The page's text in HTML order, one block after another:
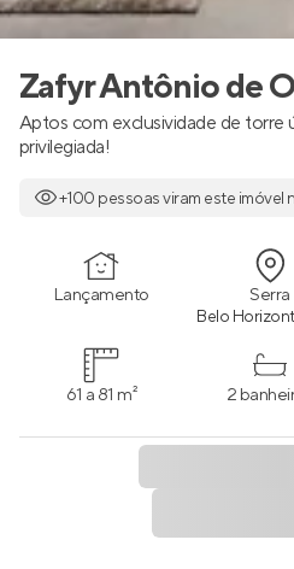
Zafyr Antônio de
Aptos com exclusividade de torre
privilegiada!
+100 pessoas viram este imóvel
Lançamento Serra
Belo
61 a 81 m² 2